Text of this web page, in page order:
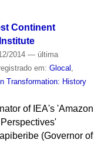
Continent
2014 — última
em: Glocal
Transformation: History
of IEA's 'Amazon
(Governor of